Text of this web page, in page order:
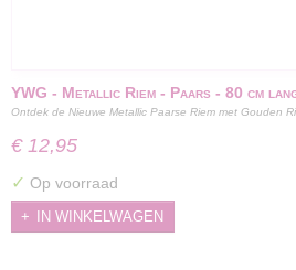
YWG - Metallic Riem - Paars - 80 cm
Gouden ringen
Ontdek de Nieuwe Metallic Paarse Riem met Gouden
€ 12,95
✓ Op voorraad
IN WINKELWAGEN